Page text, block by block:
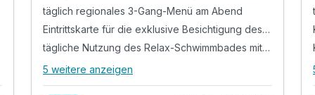
täglich regionales 3-Gang-Menü am Abend
Eintrittskarte für die exklusive Besichtigung des renovierten Kaiserbads in Karlovy Vary
tägliche Nutzung des Relax-Schwimmbades mit Gegenstromanlage und Massageliegen
Alle Inklusivleistungen
5 weitere anzeigen